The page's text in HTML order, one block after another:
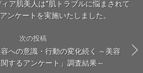
ア肌美人は”肌トラブルに悩まされて
ンケートを実施いたしました。
次の投稿
への意識・行動の変化続く ～美容
するアンケート」調査結果～